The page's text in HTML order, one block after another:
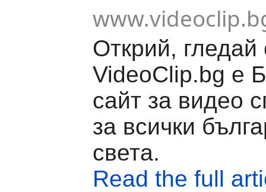
Открий, гледай
VideoClip.bg е
сайт за видео
за всички
света.
Read the full